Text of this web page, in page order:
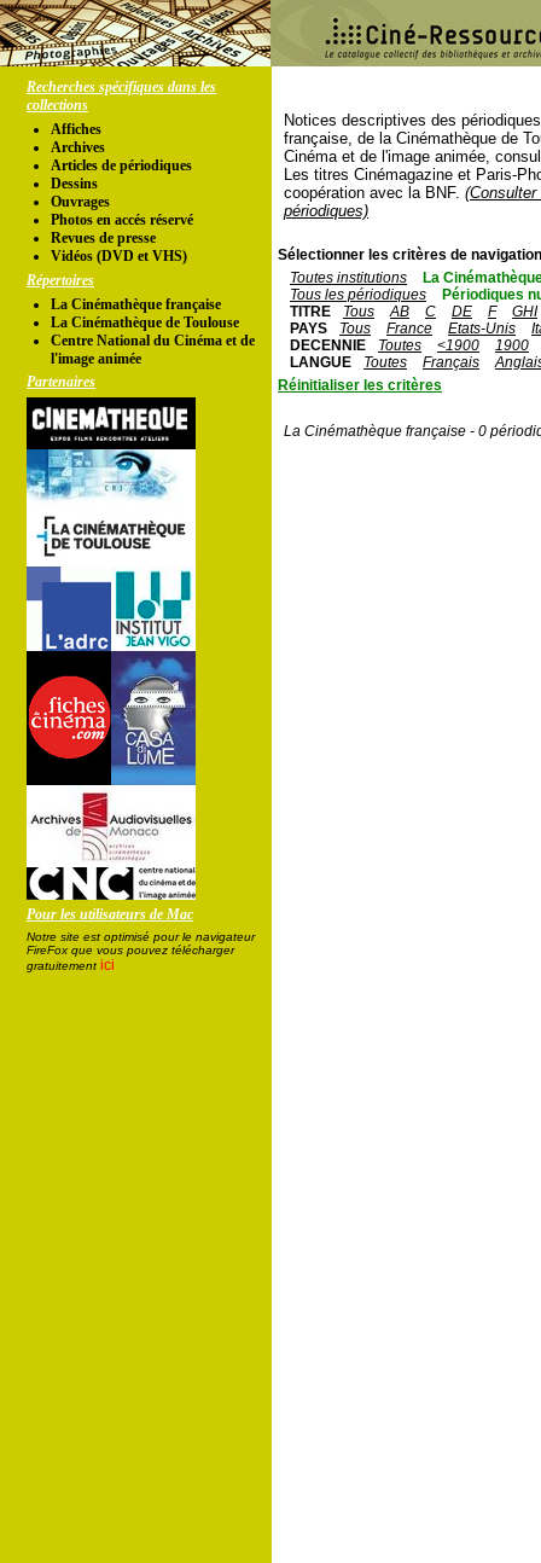
Recherches spécifiques dans les
collections
Affiches
Archives
Articles de périodiques
Dessins
Ouvrages
Photos en accés réservé
Revues de presse
Vidéos (DVD et VHS)
Répertoires
La Cinémathèque française
La Cinémathèque de Toulouse
Centre National du Cinéma et de
l'image animée
Partenaires
Pour les utilisateurs de Mac
Notre site est optimisé pour le navigateur
FireFox que vous pouvez télécharger
gratuitement ici
Notices descriptives des
française, de la Cinémathèque de
Cinéma et de l'image animée,
Les titres Cinémagazine et Paris-
coopération avec la BNF.
périodiques)
Sélectionner les critères de
Toutes institutions
La
Tous les périodiques
Périodiques
TITRE
Tous AB C DE F
GHI
PAYS
Tous France Etats-Unis
DECENNIE
Toutes <1900
1900
LANGUE
Toutes Français
Réinitialiser les critères
La Cinémathèque française - 0